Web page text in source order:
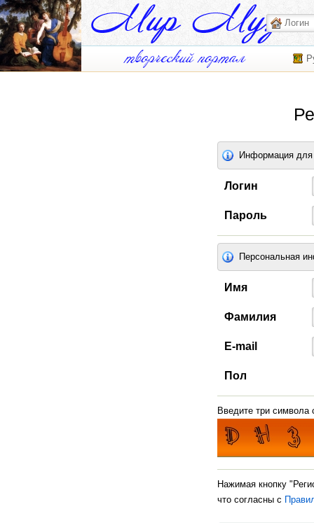
Информация для
Логин
Пароль
Персональная
Имя
Фамилия
E-mail
Пол
Введите три символа
Нажимая кнопку
что согласны с